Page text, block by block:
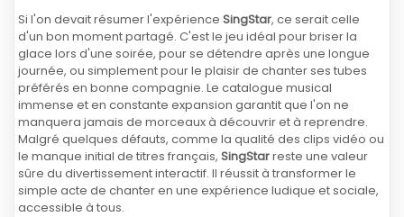
Si l'on devait résumer l'expérience SingStar, ce serait celle
d'un bon moment partagé. C'est le jeu idéal pour briser la
glace lors d'une soirée, pour se détendre après une longue
journée, ou simplement pour le plaisir de chanter ses tubes
préférés en bonne compagnie. Le catalogue musical
immense et en constante expansion garantit que l'on ne
manquera jamais de morceaux à découvrir et à reprendre.
Malgré quelques défauts, comme la qualité des clips vidéo ou
le manque initial de titres français, SingStarreste une valeur
sûre du divertissement interactif. Il réussit à transformer le
simple acte de chanter en une expérience ludique et sociale,
accessible à tous.